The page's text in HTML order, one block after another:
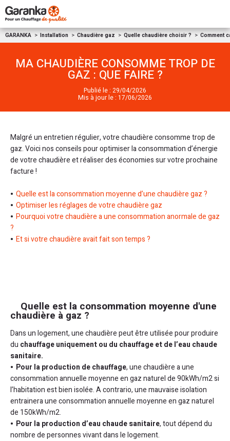
GARANKA Installation Chaudière gaz Quelle chaudière choisir ? Comment
MA CHAUDIÈRE CONSOMME TROP DE
GAZ : QUE FAIRE ?
Publié le : 29/04/2026
Mis à jour le : 17/06/2026
Malgré un entretien régulier, votre chaudière consomme trop de
gaz. Voici nos conseils pour optimiser la consommation d’énergie
de votre chaudière et réaliser des économies sur votre prochaine
facture !
Quelle est la consommation moyenne d’une chaudière gaz ?
Optimiser les réglages de votre chaudière gaz
Pourquoi votre chaudière a une consommation anormale de gaz
?
Et si votre chaudière avait fait son temps ?
Quelle est la consommation moyenne d'une
chaudière à gaz ?
Dans un logement, une chaudière peut être utilisée pour produire
du chauffage uniquement ou du chauffage et de l’eau chaude
sanitaire.
Pour la production de chauffage, une chaudière a une
consommation annuelle moyenne en gaz naturel de 90kWh/m2 si
l’habitation est bien isolée. A contrario, une mauvaise isolation
entrainera une consommation annuelle moyenne en gaz naturel
de 150kWh/m2.
Pour la production d’eau chaude sanitaire, tout dépend du
nombre de personnes vivant dans le logement.